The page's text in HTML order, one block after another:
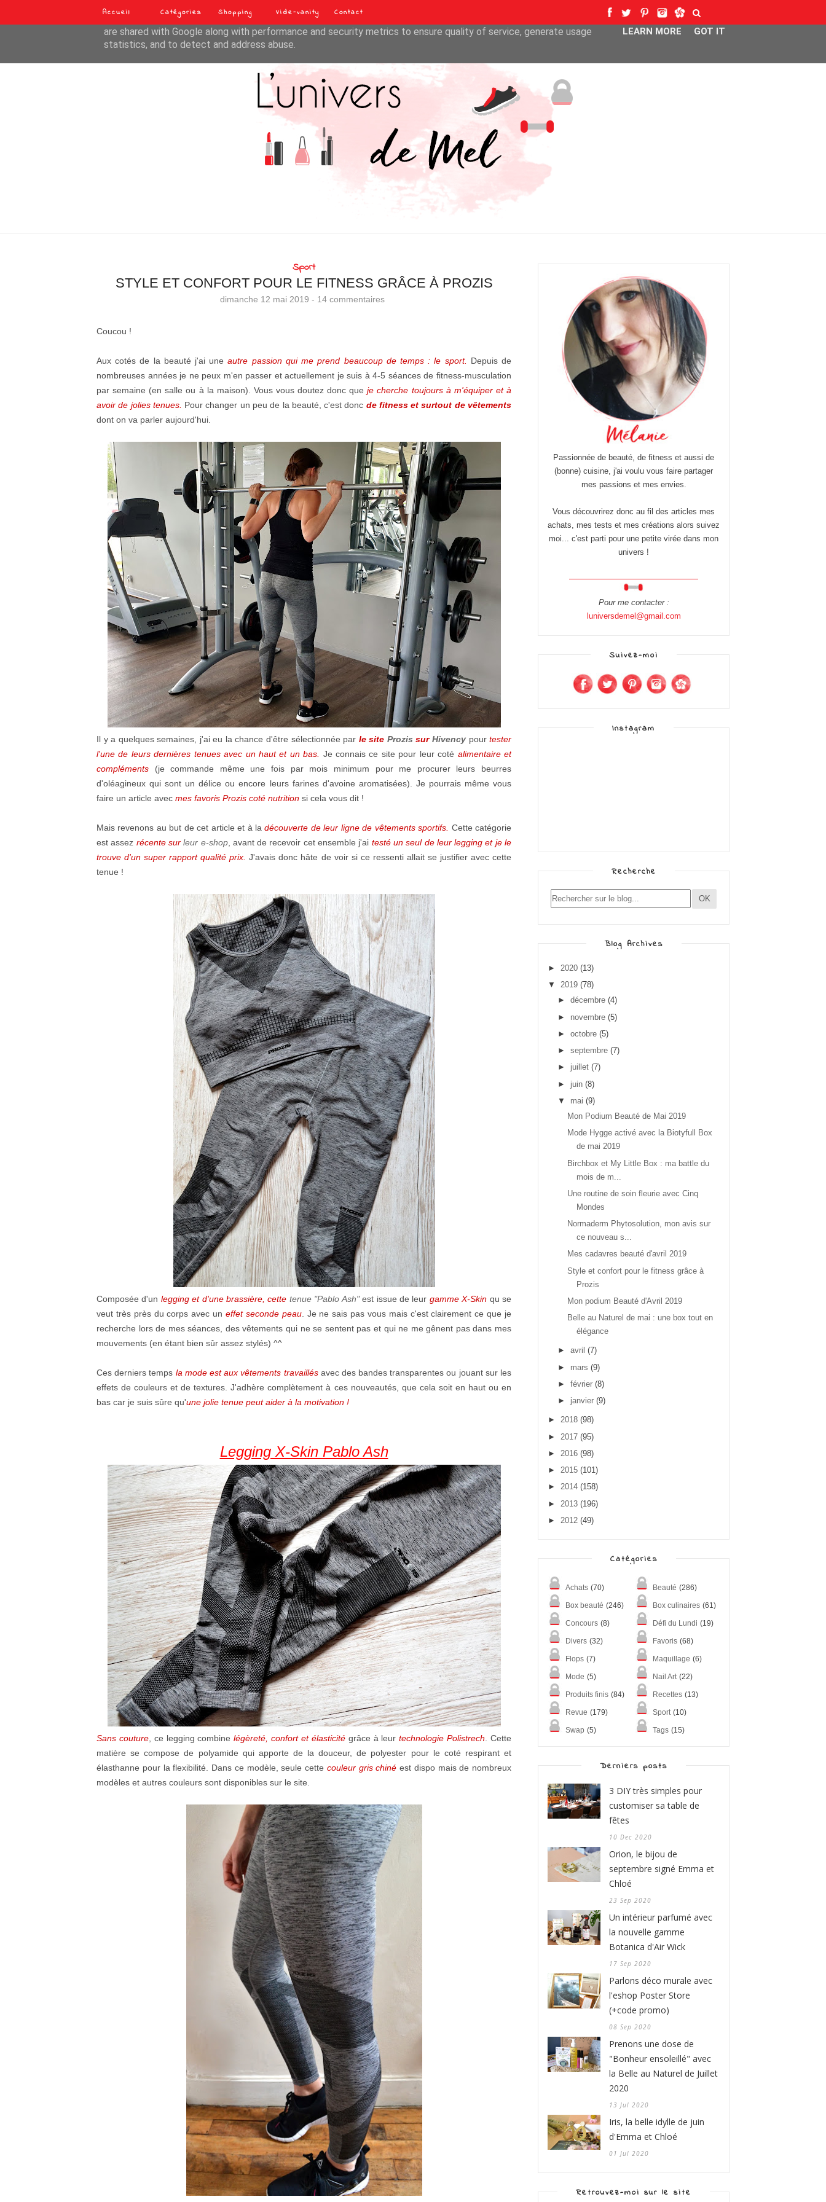
Accueil Catégories Shopping Vide-vanity Contact
Sport
STYLE ET CONFORT POUR LE FITNESS GRÂCE À PROZIS
dimanche 12 mai 2019 - 14 commentaires
Coucou !
Aux cotés de la beauté j'ai uneautre passion qui me prend beaucoup de temps : le sport. Depuis de
nombreuses années je ne peux m'en passer et actuellement je suis à 4-5 séances de fitness-musculation
par semaine (en salle ou à la maison). Vous vous doutez donc queje cherche toujours à m'équiper et à
avoir de jolies tenues. Pour changer un peu de la beauté, c'est donc de fitness et surtout de vêtements
dont on va parler aujourd'hui.
Il y a quelques semaines, j'ai eu la chance d'être sélectionnée par le site Prozis sur Hivency pourtester
l'une de leurs dernières tenues avec un haut et un bas. Je connais ce site pour leur coté alimentaire et
compléments (je commande même une fois par mois minimum pour me procurer leurs beurres
d'oléagineux qui sont un délice ou encore leurs farines d'avoine aromatisées). Je pourrais même vous
faire un article avec mes favoris Prozis coté nutrition si cela vous dit !
Mais revenons au but de cet article et à ladécouverte de leur ligne de vêtements sportifs. Cette catégorie
est assez récente surleur e-shop, avant de recevoir cet ensemble j'ai testé un seul de leur legging et je le
trouve d'un super rapport qualité prix.J'avais donc hâte de voir si ce ressenti allait se justifier avec cette
tenue !
Composée d'un legging et d'une brassière, cette tenue "Pablo Ash"est issue de leur gamme X-Skin qu se
veut très près du corps avec un effet seconde peau. Je ne sais pas vous mais c'est clairement ce que je
recherche lors de mes séances, des vêtements qui ne se sentent pas et qui ne me gênent pas dans mes
mouvements (en étant bien sûr assez stylés) ^^
Ces derniers temps la mode est aux vêtements travaillésavec des bandes transparentes ou jouant sur les
effets de couleurs et de textures. J'adhère complètement à ces nouveautés, que cela soit en haut ou en
bas car je suis sûre qu'une jolie tenue peut aider à la motivation !
Legging X-Skin Pablo Ash
Sans couture, ce legging combinelégèreté, confort et élasticitégrâce à leurtechnologie Polistrech . Cette
matière se compose de polyamide qui apporte de la douceur, de polyester pour le coté respirant et
élasthanne pour la flexibilité. Dans ce modèle, seule cette couleur gris chiné est dispo mais de nombreux
modèles et autres couleurs sont disponibles sur le site.
Passionnée de beauté, de fitness et aussi de
(bonne) cuisine, j'ai voulu vous faire partager
mes passions et mes envies.
Vous découvrirez donc au fil des articles mes
achats, mes tests et mes créations alors suivez
moi... c'est parti pour une petite virée dans mon
univers !
Pour me contacter :
luniversdemel@gmail.com
Suivez-moi
Instagram
Recherche
Blog Archives
► 2020 (13)
▼
2019 (78)
► décembre (4)
► novembre (5)
► octobre (5)
► septembre (7)
► juillet (7)
► juin (8)
▼
mai (9)
Mon Podium Beauté de Mai 2019
Mode Hygge activé avec la Biotyfull Box
de mai 2019
Birchbox et My Little Box : ma battle du
mois de m...
Une routine de soin fleurie avec Cinq
Mondes
Normaderm Phytosolution, mon avis sur
ce nouveau s...
Mes cadavres beauté d'avril 2019
Style et confort pour le fitness grâce à
Prozis
Mon podium Beauté d'Avril 2019
Belle au Naturel de mai : une box tout en
élégance
► avril (7)
► mars (9)
► février (8)
► janvier (9)
► 2018 (98)
► 2017 (95)
► 2016 (98)
► 2015 (101)
► 2014 (158)
► 2013 (196)
► 2012 (49)
Catégories
Achats (70) Beauté (286)
Box beauté (246) Box culinaires (61)
Concours (8) Défi du Lundi (19)
Divers (32) Favoris (68)
Flops (7) Maquillage (6)
Mode (5) Nail Art (22)
Produits finis (84) Recettes (13)
Revue (179) Sport (10)
Swap (5) Tags (15)
Derniers posts
3 DIY très simples pour
customiser sa table de
fêtes
10 Dec 2020
Orion, le bijou de
septembre signé Emma et
Chloé
23 Sep 2020
Un intérieur parfumé avec
la nouvelle gamme
Botanica d'Air Wick
17 Sep 2020
Parlons déco murale avec
l'eshop Poster Store
(+code promo)
08 Sep 2020
Prenons une dose de
"Bonheur ensoleillé" avec
la Belle au Naturel de Juillet
2020
13 Jul 2020
Iris, la belle idylle de juin
d'Emma et Chloé
01 Jul 2020
Retrouvez-moi sur le site
This site uses cookies from Google to deliver its services and to analyze traffic. Your IP address and user-agent
are shared with Google along with performance and security metrics to ensure quality of service, generate usage
statistics, and to detect and address abuse.
LEARN MORE GOT IT